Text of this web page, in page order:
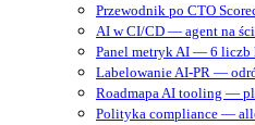
Przewodnik po CTO
AI w CI/CD — agent na
Panel metryk AI — 6 liczb
Labelowanie AI-PR —
Roadmapa AI tooling —
Polityka compliance —